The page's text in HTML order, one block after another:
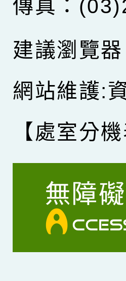
傳真：
建議瀏覽
網站維護:
【處室分機